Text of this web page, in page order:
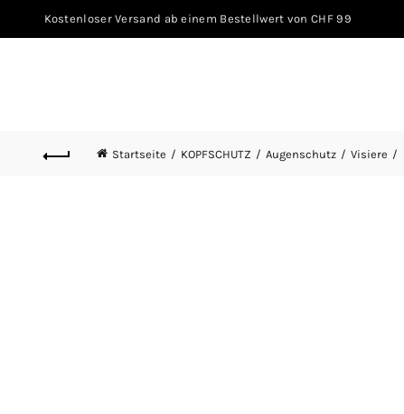
Kostenloser Versand ab einem Bestellwert von CHF 99
Startseite KOPFSCHUTZ Augenschutz Visiere